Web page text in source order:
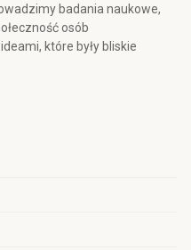
badania naukowe,
osób
które były bliskie